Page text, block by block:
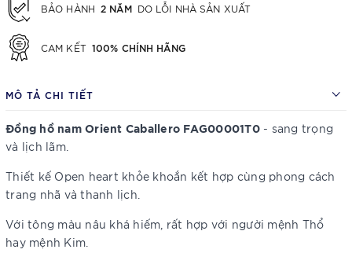
BẢO HÀNH 2 NĂM DO LỖI NHÀ SẢN XUẤT
CAM KẾT 100% CHÍNH HÃNG
MÔ TẢ CHI TIẾT
Đồng hồ nam Orient Caballero FAG00001T0- sang trọng
và lịch lãm.
Thiết kế Open heart khỏe khoắn kết hợp cùng phong cách
trang nhã và thanh lịch.
Với tông màu nâu khá hiếm, rất hợp với người mệnh Thổ
hay mệnh Kim.